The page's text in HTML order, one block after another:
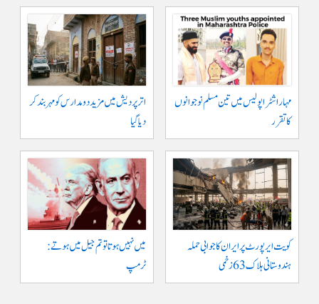
مہاراشٹرا پولیس میں تین مسلم نو جوانوں
کا تقرر
اتر پردیش میں مزید دو مدارس کو مہر بند کر
دیا گیا
کویت ایر پورٹ پر ایران کا جوابی حملہ
ہندوستانی ہلاک 63 زخمی
میں نہیں ہوتا تو تم جیل میں ہوتے :
ٹرمپ